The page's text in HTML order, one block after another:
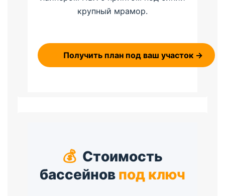
крупный мрамор.
Получить план под ваш участок →
💰 Стоимость
бассейнов под ключ